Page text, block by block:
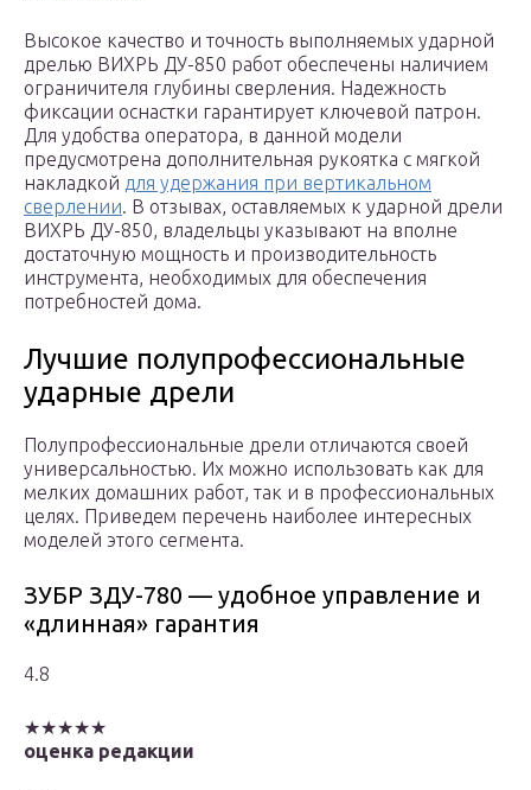
Высокое качество и точность выполняемых ударной
дрелью ВИХРЬ ДУ-850 работ обеспечены наличием
ограничителя глубины сверления. Надежность
фиксации оснастки гарантирует ключевой патрон.
Для удобства оператора, в данной модели
предусмотрена дополнительная рукоятка с мягкой
накладкой для удержания при вертикальном
сверлении. В отзывах, оставляемых к ударной дрели
ВИХРЬ ДУ-850, владельцы указывают на вполне
достаточную мощность и производительность
инструмента, необходимых для обеспечения
потребностей дома.
Лучшие полупрофессиональные
ударные дрели
Полупрофессиональные дрели отличаются своей
универсальностью. Их можно использовать как для
мелких домашних работ, так и в профессиональных
целях. Приведем перечень наиболее интересных
моделей этого сегмента.
ЗУБР ЗДУ-780 — удобное управление и
«длинная» гарантия
4.8
★★★★★
оценка редакции